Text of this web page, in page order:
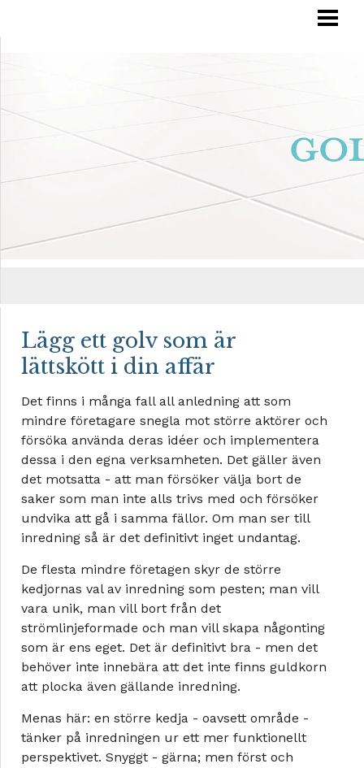
MÅLA TRÄGOLV
Lägg ett golv som är
lättskött i din affär
Det finns i många fall all anledning att som
mindre företagare snegla mot större aktörer och
försöka använda deras idéer och implementera
dessa i den egna verksamheten. Det gäller även
det motsatta - att man försöker välja bort de
saker som man inte alls trivs med och försöker
undvika att gå i samma fällor. Om man ser till
inredning så är det definitivt inget undantag.
De flesta mindre företagen skyr de större
kedjornas val av inredning som pesten; man vill
vara unik, man vill bort från det
strömlinjeformade och man vill skapa någonting
som är ens eget. Det är definitivt bra - men det
behöver inte innebära att det inte finns guldkorn
att plocka även gällande inredning.
Menas här: en större kedja - oavsett område -
tänker på inredningen ur ett mer funktionellt
perspektivet. Snyggt - gärna; men först och